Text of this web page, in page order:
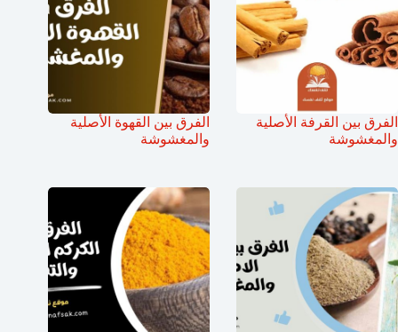
الفرق بين القرفة الأصلية
والمغشوشة
الفرق بين القهوة الأصلية
والمغشوشة